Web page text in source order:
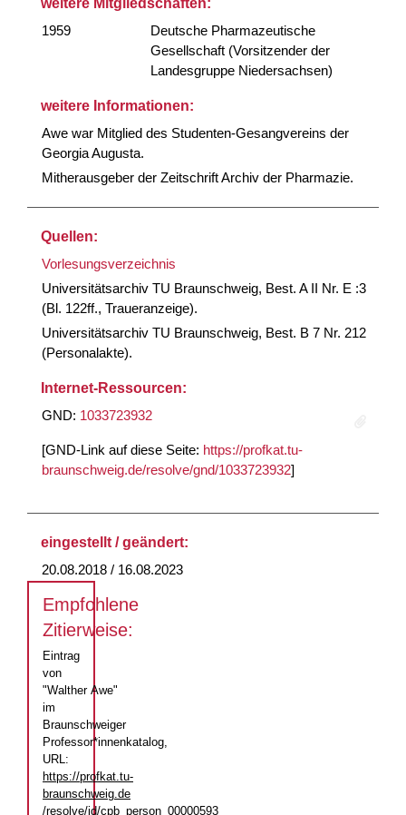
weitere Mitgliedschaften:
1959
Deutsche Pharmazeutische
Gesellschaft (Vorsitzender der
Landesgruppe Niedersachsen)
weitere Informationen:
Awe war Mitglied des Studenten-Gesangvereins der
Georgia Augusta.
Mitherausgeber der Zeitschrift Archiv der Pharmazie.
Quellen:
Vorlesungsverzeichnis
Universitätsarchiv TU Braunschweig, Best. A II Nr. E :3
(Bl. 122ff., Traueranzeige).
Universitätsarchiv TU Braunschweig, Best. B 7 Nr. 212
(Personalakte).
Internet-Ressourcen:
GND: 1033723932
[GND-Link auf diese Seite: https://profkat.tu-
braunschweig.de/resolve/gnd/1033723932]
eingestellt / geändert:
20.08.2018 / 16.08.2023
Empfohlene
Zitierweise:
Eintrag
von
"Walther Awe"
im
Braunschweiger
Professor*innenkatalog,
URL:
https://profkat.tu-
braunschweig.de
/resolve/id/cpb_person_00000593